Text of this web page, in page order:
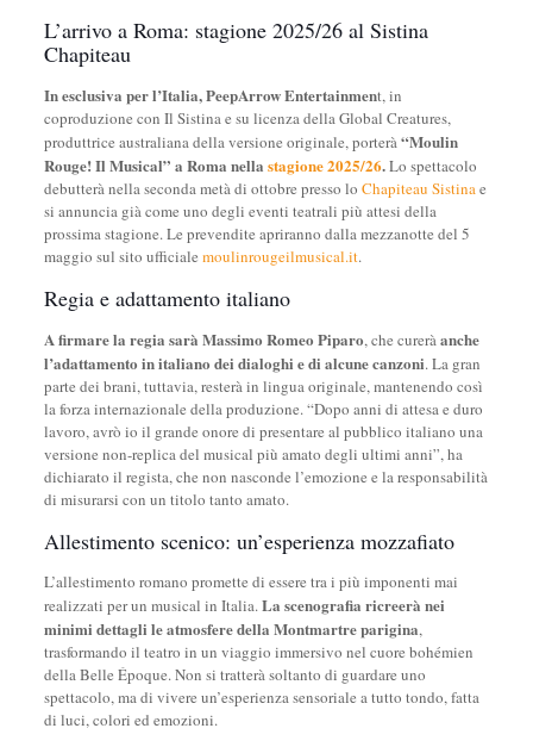
L’arrivo a Roma: stagione 2025/26 al Sistina
Chapiteau
In esclusiva per l’Italia, PeepArrow Entertainment, in
coproduzione con Il Sistina e su licenza della Global Creatures,
produttrice australiana della versione originale, porterà“Moulin
Rouge! Il Musical” a Roma nella stagione 2025/26.Lo spettacolo
debutterà nella seconda metà di ottobre presso lo Chapiteau Sistinae
si annuncia già come uno degli eventi teatrali più attesi della
prossima stagione. Le prevendite apriranno dalla mezzanotte del 5
maggio sul sito ufficiale moulinrougeilmusical.it.
Regia e adattamento italiano
A firmare la regia sarà Massimo Romeo Piparo, che cureràanche
l’adattamento in italiano dei dialoghi e di alcune canzoni. La gran
parte dei brani, tuttavia, resterà in lingua originale, mantenendo così
la forza internazionale della produzione. “Dopo anni di attesa e duro
lavoro, avrò io il grande onore di presentare al pubblico italiano una
versione non-replica del musical più amato degli ultimi anni”, ha
dichiarato il regista, che non nasconde l’emozione e la responsabilità
di misurarsi con un titolo tanto amato.
Allestimento scenico: un’esperienza mozzafiato
L’allestimento romano promette di essere tra i più imponenti mai
realizzati per un musical in Italia.La scenografia ricreerà nei
minimi dettagli le atmosfere della Montmartre parigina,
trasformando il teatro in un viaggio immersivo nel cuore bohémien
della Belle Époque. Non si tratterà soltanto di guardare uno
spettacolo, ma di vivere un’esperienza sensoriale a tutto tondo, fatta
di luci, colori ed emozioni.